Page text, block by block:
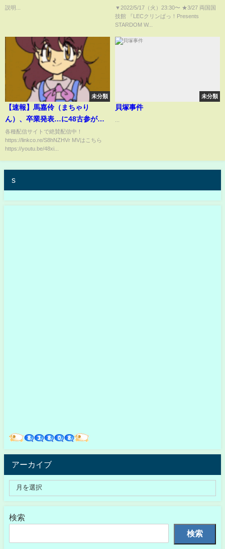
説明...
プロミネンス/ハイスピード選手
権試合3WAYバトル/『We are
#124【STARDOM】
▼2022/5/17（火）23:30​​​​​​​​​​〜 ★3/27 両国国
技館 『LECクリンぱっ！Presents
STARDOM W...
未分類
【速報】馬嘉伶（まちゃり
ん）、卒業発表…に48古参が思
うこと【AKB48】
各種配信サイトで絶賛配信中！
https://linkco.re/S8hNZHVr MVはこちら
https://youtu.be/48xi...
未分類
貝塚事件
s
アーカイブ
検索
検索